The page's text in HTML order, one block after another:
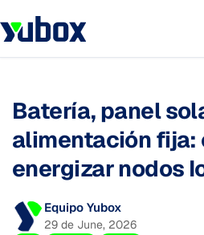
Batería, panel
alimentación fija:
energizar nodos
Equipo Yubox
29 de June, 2026